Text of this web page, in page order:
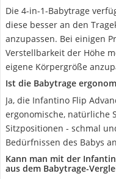
Die 4-in-1-Babytrage
diese besser an den
anzupassen. Bei einigen
Verstellbarkeit der Höhe
eigene Körpergröße
Ist die Babytrage
Ja, die Infantino Flip
ergonomische, natürliche
Sitzpositionen - schmal
Bedürfnissen des Babys
Kann man mit der
aus dem Babytrage-